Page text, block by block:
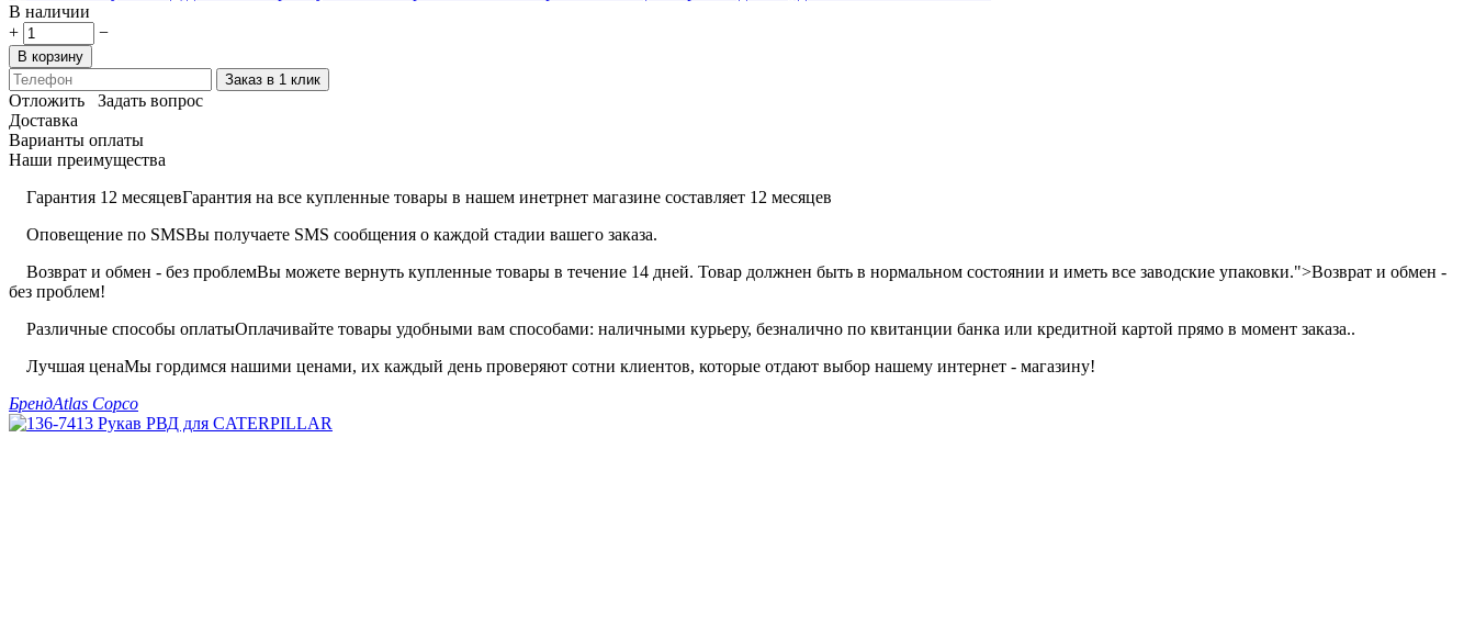
В наличии
+
−
В корзину
Заказ в 1 клик
Отложить
Задать вопрос
Доставка
Варианты оплаты
Наши преимущества
Гарантия 12 месяцевГарантия на все купленные товары в нашем инетрнет магазине составляет 12 месяцев
Оповещение по SMSВы получаете SMS сообщения о каждой стадии вашего заказа.
Возврат и обмен - без проблемВы можете вернуть купленные товары в течение 14 дней. Товар должнен быть в нормальном состоянии и иметь все заводские упаковки.">Возврат и обмен -
без проблем!
Различные способы оплатыОплачивайте товары удобными вам способами: наличными курьеру, безналично по квитанции банка или кредитной картой прямо в момент заказа..
Лучшая ценаМы гордимся нашими ценами, их каждый день проверяют сотни клиентов, которые отдают выбор нашему интернет - магазину!
БрендAtlas Copco